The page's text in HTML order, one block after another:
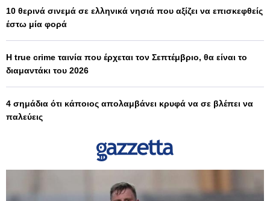
10 θερινά σινεμά σε ελληνικά νησιά που αξίζει να επισκεφθείς
έστω μία φορά
Η true crime ταινία που έρχεται τον Σεπτέμβριο, θα είναι το
διαμαντάκι του 2026
4 σημάδια ότι κάποιος απολαμβάνει κρυφά να σε βλέπει να
παλεύεις